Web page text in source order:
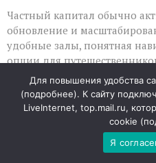
Частный капитал обычно
обновление и
удобные залы, понятная
опции для
сохраняет контроль над
элементами —
способностью полос, общим
итоге пассажиры могут
среду без потери
Для повышения удобства
(подробнее). К сайту
LiveInternet, top.mail.ru,
cookie (
Я